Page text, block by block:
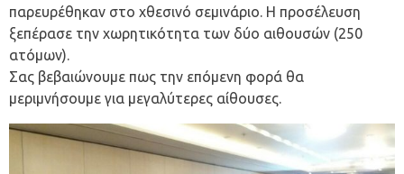
παρευρέθηκαν στο χθεσινό σεμινάριο. Η προσέλευση
ξεπέρασε την χωρητικότητα των δύο αιθουσών (250
ατόμων).
Σας βεβαιώνουμε πως την επόμενη φορά θα
μεριμνήσουμε για μεγαλύτερες αίθουσες.